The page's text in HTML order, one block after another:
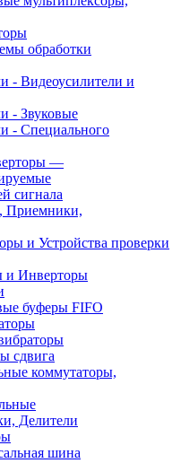
обработки
- Видеоусилители и
- Звуковые
- Специального
—
сигнала
Приемники,
и Устройства проверки
и Инверторы
буферы FIFO
сдвига
коммутаторы,
Делители
шина